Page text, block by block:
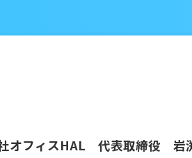
オフィスHAL 代表取締役 岩